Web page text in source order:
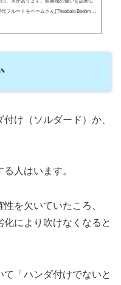
、木があります。吹奏感の違いを説明し
フルートをベームさん(Theobald Boehm)
なり、総金、管体金（他は銀）バリエー
け（ソルダード）か、
人はいます。
を欠いていたころ、
化により吹けなくなると
「ハンダ付けでないと